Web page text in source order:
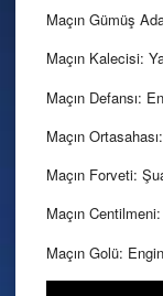
Maçın Gümüş
Maçın Kalecisi:
Maçın Defansı:
Maçın
Maçın Forveti:
Maçın
Maçın Golü: Engin